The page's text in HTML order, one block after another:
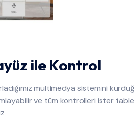
ile Kontrol
multimedya sistemini
ve tüm kontrolleri ister